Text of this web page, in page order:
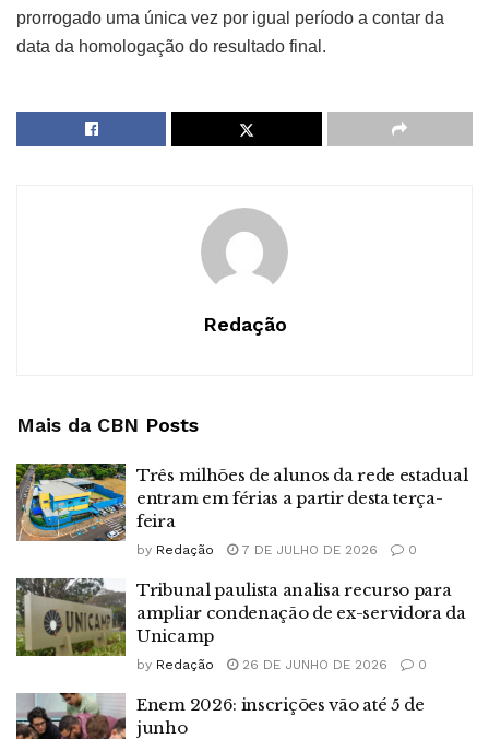
prorrogado uma única vez por igual período a contar da
data da homologação do resultado final.
Redação
Mais da CBN Posts
Três milhões de alunos da rede estadual
entram em férias a partir desta terça-
feira
by Redação 7 DE JULHO DE 2026 0
Tribunal paulista analisa recurso para
ampliar condenação de ex-servidora da
Unicamp
by Redação 26 DE JUNHO DE 2026 0
Enem 2026: inscrições vão até 5 de
junho